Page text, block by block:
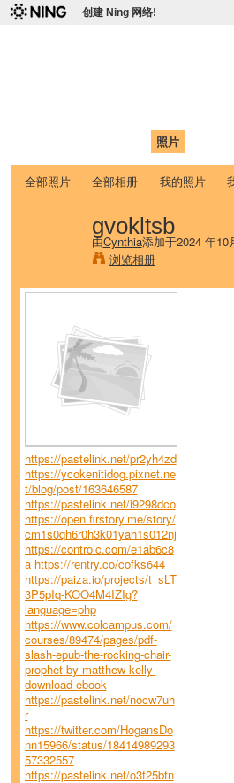
创建 Ning 网络!
照片
全部照片 全部相册 我的照片
gvokltsb
由Cynthia添加于2024 年10
浏览相册
https://pastelink.net/pr2yh4zd
https://ycokenitidog.pixnet.ne
t/blog/post/163646587
https://pastelink.net/i9298dco
https://open.firstory.me/story/
cm1s0qh6r0h3k01yah1s012nj
https://controlc.com/e1ab6c8
a https://rentry.co/cofks644
https://paiza.io/projects/t_sLT
3P5pIq-KOO4M4IZIg?
language=php
https://www.colcampus.com/
courses/89474/pages/pdf-
slash-epub-the-rocking-chair-
prophet-by-matthew-kelly-
download-ebook
https://pastelink.net/nocw7uh
r
https://twitter.com/HogansDo
nn15966/status/18414989293
57332557
https://pastelink.net/o3f25bfn